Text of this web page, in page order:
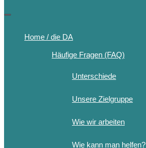
Navigations-
Home / die DA
Häufige Fragen (FAQ)
Unterschiede
Unsere Zielgruppe
Wie wir arbeiten
Wie kann man helfen?